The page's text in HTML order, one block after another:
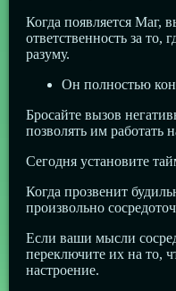
Когда появляется Маг,
ответственность за то,
разуму.
Он полностью
Бросайте вызов
позволять им работать
Сегодня установите
Когда прозвенит
произвольно
Если ваши мысли
переключите их на то,
настроение.